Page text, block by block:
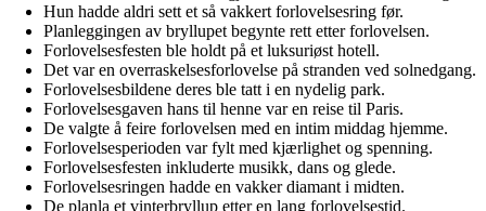
Hun hadde aldri sett et så vakkert forlovelsesring før.
Planleggingen av bryllupet begynte rett etter forlovelsen.
Forlovelsesfesten ble holdt på et luksuriøst hotell.
Det var en overraskelsesforlovelse på stranden ved solnedgang.
Forlovelsesbildene deres ble tatt i en nydelig park.
Forlovelsesgaven hans til henne var en reise til Paris.
De valgte å feire forlovelsen med en intim middag hjemme.
Forlovelsesperioden var fylt med kjærlighet og spenning.
Forlovelsesfesten inkluderte musikk, dans og glede.
Forlovelsesringen hadde en vakker diamant i midten.
De planla et vinterbryllup etter en lang forlovelsestid.